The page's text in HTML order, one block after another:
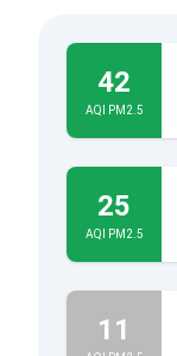
42
AQI PM2.5
25
AQI PM2.5
11